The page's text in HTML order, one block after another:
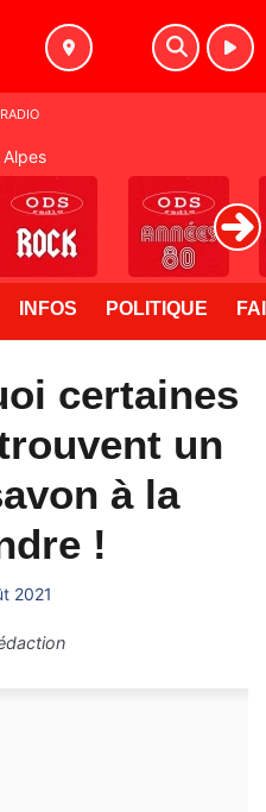
INFOS POLITIQUE
certaines
un
à la
!
2021